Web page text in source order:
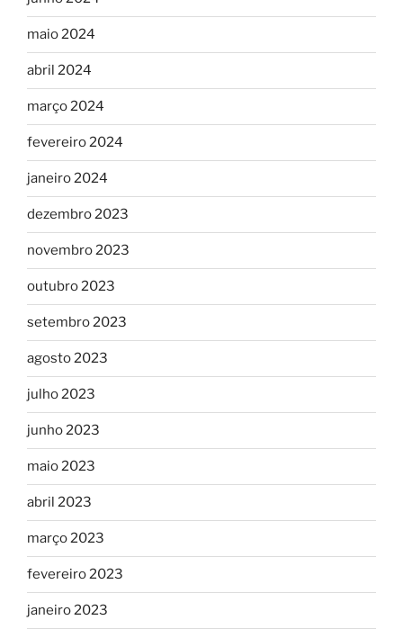
maio 2024
abril 2024
março 2024
fevereiro 2024
janeiro 2024
dezembro 2023
novembro 2023
outubro 2023
setembro 2023
agosto 2023
julho 2023
junho 2023
maio 2023
abril 2023
março 2023
fevereiro 2023
janeiro 2023